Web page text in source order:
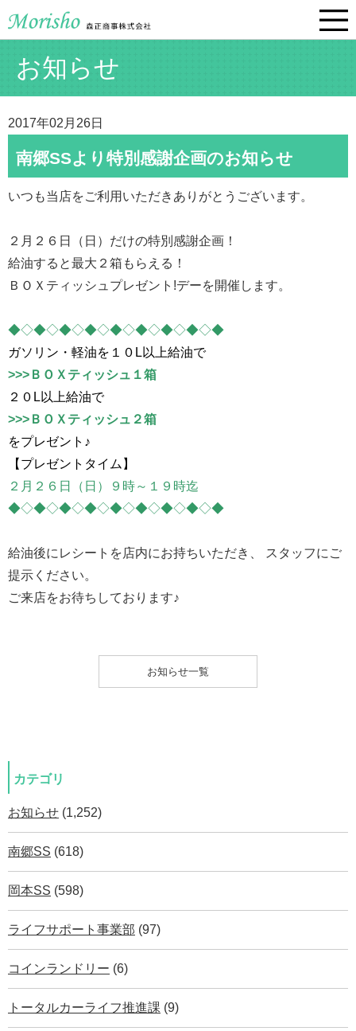
お知らせ
2017年02月26日
南郷SSより特別感謝企画のお知らせ
いつも当店をご利用いただきありがとうございます。
２月２６日（日）だけの特別感謝企画！
給油すると最大２箱もらえる！
ＢＯＸティッシュプレゼント!デーを開催します。
◆◇◆◇◆◇◆◇◆◇◆◇◆◇◆◇◆
ガソリン・軽油を１０L以上給油で
>>>ＢＯＸティッシュ１箱
２０L以上給油で
>>>ＢＯＸティッシュ２箱
をプレゼント♪
【プレゼントタイム】
２月２６日（日）９時～１９時迄
◆◇◆◇◆◇◆◇◆◇◆◇◆◇◆◇◆
給油後にレシートを店内にお持ちいただき、 スタッフにご
提示ください。
ご来店をお待ちしております♪
お知らせ一覧
カテゴリ
お知らせ (1,252)
南郷SS (618)
岡本SS (598)
ライフサポート事業部 (97)
コインランドリー (6)
トータルカーライフ推進課 (9)